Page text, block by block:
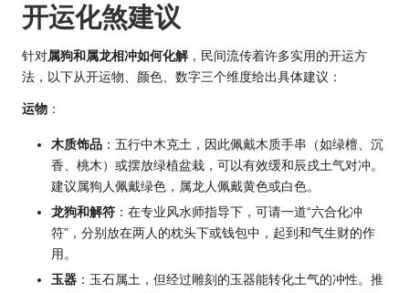
开运化煞建议
针对属狗和属龙相冲如何化解，民间流传着许多实用的开运方
法，以下从开运物、颜色、数字三个维度给出具体建议：
运物 ：
木质饰品 ：五行中木克土，因此佩戴木质手串（如绿檀、沉
香、桃木）或摆放绿植盆栽，可以有效缓和辰戌土气对冲。
建议属狗人佩戴绿色，属龙人佩戴黄色或白色。
龙狗和解符 ：在专业风水师指导下，可请一道“六合化冲
符”，分别放在两人的枕头下或钱包中，起到和气生财的作
用。
玉器 ：玉石属土，但经过雕刻的玉器能转化土气的冲性。推